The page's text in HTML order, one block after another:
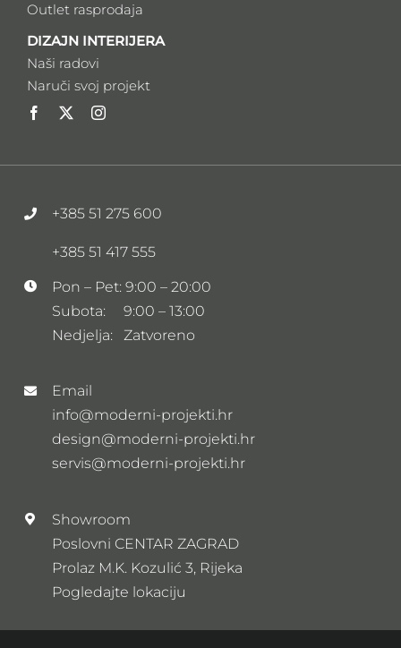
Outlet rasprodaja
DIZAJN INTERIJERA
Naši radovi
Naruči svoj projekt
+385 51 275 600
+385 51 417 555
Pon – Pet: 9:00 – 20:00
Subota: 9:00 – 13:00
Nedjelja: Zatvoreno
Email
info@moderni-projekti.hr
design@moderni-projekti.hr
servis@moderni-projekti.hr
Showroom
Poslovni CENTAR ZAGRAD
Prolaz M.K. Kozulić 3, Rijeka
Pogledajte lokaciju